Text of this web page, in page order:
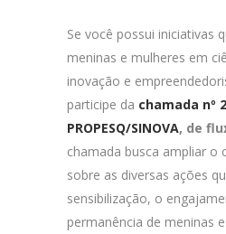
Se você possui iniciativas
meninas e mulheres em
inovação e
participe da chamada nº
PROPESQ/SINOVA, de
chamada busca ampliar o
sobre as diversas ações
sensibilização, o
permanência de meninas